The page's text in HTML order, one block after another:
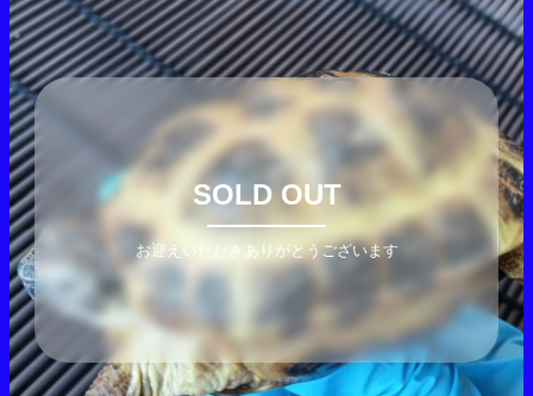
SOLD OUT
お迎えいただきありがとうございます